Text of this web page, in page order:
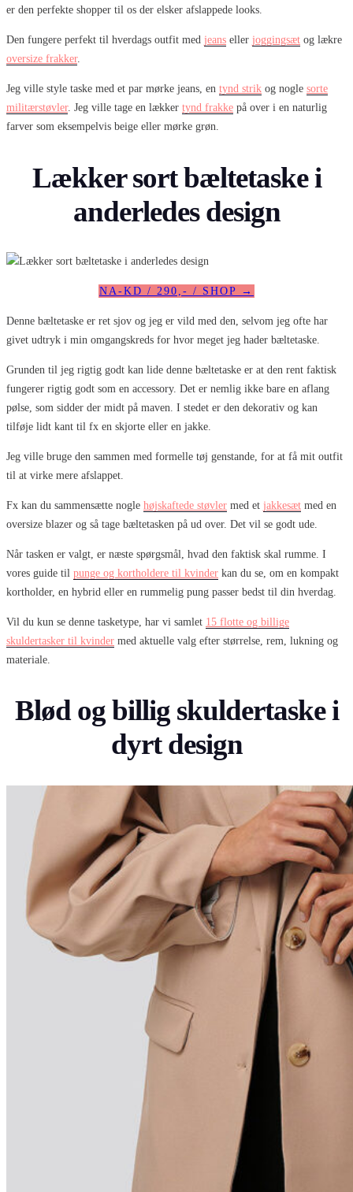
er den perfekte shopper til os der elsker afslappede looks.
Den fungere perfekt til hverdags outfit med jeans eller joggingsæt og lækre
oversize frakker.
Jeg ville style taske med et par mørke jeans, en tynd strik og nogle sorte
militærstøvler. Jeg ville tage en lækker tynd frakke på over i en naturlig
farver som eksempelvis beige eller mørke grøn.
Lækker sort bæltetaske i
anderledes design
NA-KD / 290,- / SHOP →
Denne bæltetaske er ret sjov og jeg er vild med den, selvom jeg ofte har
givet udtryk i min omgangskreds for hvor meget jeg hader bæltetaske.
Grunden til jeg rigtig godt kan lide denne bæltetaske er at den rent faktisk
fungerer rigtig godt som en accessory. Det er nemlig ikke bare en aflang
pølse, som sidder der midt på maven. I stedet er den dekorativ og kan
tilføje lidt kant til fx en skjorte eller en jakke.
Jeg ville bruge den sammen med formelle tøj genstande, for at få mit outfit
til at virke mere afslappet.
Fx kan du sammensætte nogle højskaftede støvler med et jakkesæt med en
oversize blazer og så tage bæltetasken på ud over. Det vil se godt ude.
Når tasken er valgt, er næste spørgsmål, hvad den faktisk skal rumme. I
vores guide til punge og kortholdere til kvinder kan du se, om en kompakt
kortholder, en hybrid eller en rummelig pung passer bedst til din hverdag.
Vil du kun se denne tasketype, har vi samlet 15 flotte og billige
skuldertasker til kvinder med aktuelle valg efter størrelse, rem, lukning og
materiale.
Blød og billig skuldertaske i
dyrt design